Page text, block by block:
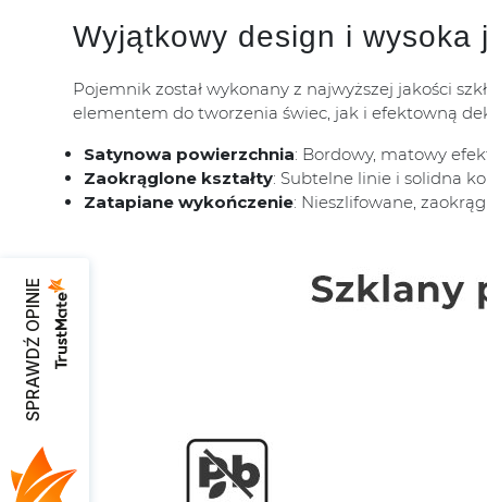
Wyjątkowy design i wysoka
Pojemnik został wykonany z najwyższej jakości
elementem do tworzenia świec, jak i efektowną
Satynowa powierzchnia: Bordowy, matowy
Zaokrąglone kształty: Subtelne linie i solidna
Zatapiane wykończenie: Nieszlifowane,
SPRAWDŹ OPINIE